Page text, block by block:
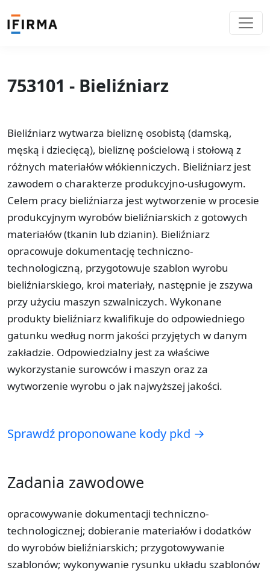
753101 - Bieliźniarz
Bieliźniarz wytwarza bieliznę osobistą (damską,
męską i dziecięcą), bieliznę pościelową i stołową z
różnych materiałów włókienniczych. Bieliźniarz jest
zawodem o charakterze produkcyjno-usługowym.
Celem pracy bieliźniarza jest wytworzenie w procesie
produkcyjnym wyrobów bieliźniarskich z gotowych
materiałów (tkanin lub dzianin). Bieliźniarz
opracowuje dokumentację techniczno-
technologiczną, przygotowuje szablon wyrobu
bieliźniarskiego, kroi materiały, następnie je zszywa
przy użyciu maszyn szwalniczych. Wykonane
produkty bieliźniarz kwalifikuje do odpowiedniego
gatunku według norm jakości przyjętych w danym
zakładzie. Odpowiedzialny jest za właściwe
wykorzystanie surowców i maszyn oraz za
wytworzenie wyrobu o jak najwyższej jakości.
Sprawdź proponowane kody pkd →
Zadania zawodowe
opracowywanie dokumentacji techniczno-
technologicznej; dobieranie materiałów i dodatków
do wyrobów bieliźniarskich; przygotowywanie
szablonów; wykonywanie rysunku układu szablonów